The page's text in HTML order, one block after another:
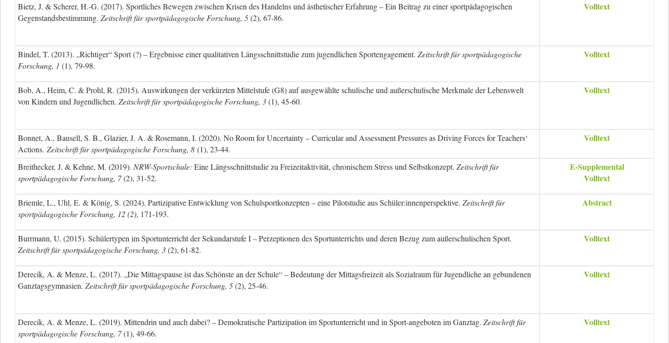
Bietz, J. & Scherer, H.-G. (2017). Sportliches Bewegen zwischen Krisen des Handelns und ästhetischer Erfahrung – Ein Beitrag zu einer sportpädagogischen
Gegenstandsbestimmung. Zeitschrift für sportpädagogische Forschung, 5(2), 67-86.
Volltext
Bindel, T. (2013). „Richtiger“ Sport (?) – Ergebnisse einer qualitativen Längsschnittstudie zum jugendlichen Sportengagement. Zeitschrift für sportpädagogische
Forschung, 1 (1), 79-98.
Volltext
Bob, A., Heim, C. & Prohl, R. (2015). Auswirkungen der verkürzten Mittelstufe (G8) auf ausgewählte schulische und außerschulische Merkmale der Lebenswelt
von Kindern und Jugendlichen. Zeitschrift für sportpädagogische Forschung, 3(1), 45-60.
Volltext
Bonnet, A., Bausell, S. B., Glazier, J. A. & Rosemann, I. (2020). No Room for Uncertainty – Curricular and Assessment Pressures as Driving Forces for Teachers‘
Actions. Zeitschrift für sportpädagogische Forschung, 8 (1), 23-44.
Volltext
Breithecker, J. & Kehne, M. (2019). NRW-Sportschule: Eine Längsschnittstudie zu Freizeitaktivität, chronischem Stress und Selbstkonzept. Zeitschrift für
sportpädagogische Forschung, 7(2), 31-52.
E-Supplemental
Volltext
Briemle, L., Uhl, E. & König, S. (2024). Partizipative Entwicklung von Schulsportkonzepten – eine Pilotstudie aus Schüler:innenperspektive. Zeitschrift für
sportpädagogische Forschung, 12 (2), 171-193.
Abstract
Burrmann, U. (2015). Schülertypen im Sportunterricht der Sekundarstufe I – Perzeptionen des Sportunterrichts und deren Bezug zum außerschulischen Sport.
Zeitschrift für sportpädagogische Forschung, 3(2), 61-82.
Volltext
Derecik, A. & Menze, L. (2017). „Die Mittagspause ist das Schönste an der Schule“ – Bedeutung der Mittagsfreizeit als Sozialraum für Jugendliche an gebundenen
Ganztagsgymnasien. Zeitschrift für sportpädagogische Forschung, 5(2), 25-46.
Volltext
Derecik, A. & Menze, L. (2019). Mittendrin und auch dabei? – Demokratische Partizipation im Sportunterricht und in Sport-angeboten im Ganztag. Zeitschrift für
sportpädagogische Forschung, 7(1), 49-66.
Volltext